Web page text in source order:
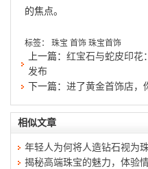
的焦点。
标签： 珠宝 首饰 珠宝首饰
上一篇： 红宝石与蛇皮印花
发布
下一篇： 进了黄金首饰店，
相似文章
年轻人为何将人造钻石视为
揭秘高端珠宝的魅力，体验